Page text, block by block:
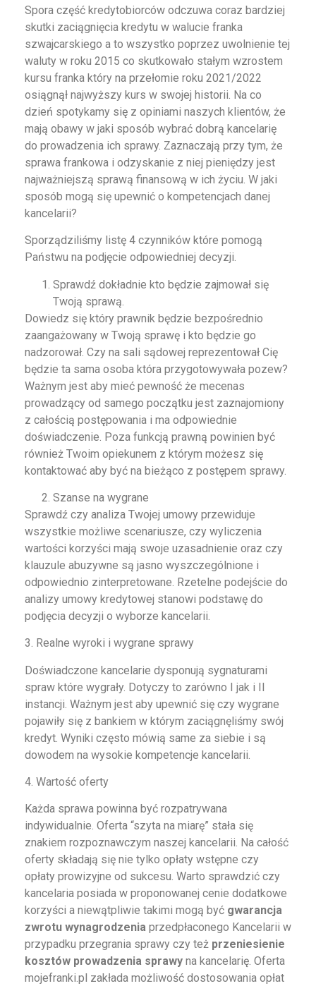
Spora część kredytobiorców odczuwa coraz bardziej
skutki zaciągnięcia kredytu w walucie franka
szwajcarskiego a to wszystko poprzez uwolnienie tej
waluty w roku 2015 co skutkowało stałym wzrostem
kursu franka który na przełomie roku 2021/2022
osiągnął najwyższy kurs w swojej historii. Na co
dzień spotykamy się z opiniami naszych klientów, że
mają obawy w jaki sposób wybrać dobrą kancelarię
do prowadzenia ich sprawy. Zaznaczają przy tym, że
sprawa frankowa i odzyskanie z niej pieniędzy jest
najważniejszą sprawą finansową w ich życiu. W jaki
sposób mogą się upewnić o kompetencjach danej
kancelarii?
Sporządziliśmy listę 4 czynników które pomogą
Państwu na podjęcie odpowiedniej decyzji.
Sprawdź dokładnie kto będzie zajmował się
Twoją sprawą.
Dowiedz się który prawnik będzie bezpośrednio
zaangażowany w Twoją sprawę i kto będzie go
nadzorował. Czy na sali sądowej reprezentował Cię
będzie ta sama osoba która przygotowywała pozew?
Ważnym jest aby mieć pewność że mecenas
prowadzący od samego początku jest zaznajomiony
z całością postępowania i ma odpowiednie
doświadczenie. Poza funkcją prawną powinien być
również Twoim opiekunem z którym możesz się
kontaktować aby być na bieżąco z postępem sprawy.
Szanse na wygrane
Sprawdź czy analiza Twojej umowy przewiduje
wszystkie możliwe scenariusze, czy wyliczenia
wartości korzyści mają swoje uzasadnienie oraz czy
klauzule abuzywne są jasno wyszczególnione i
odpowiednio zinterpretowane. Rzetelne podejście do
analizy umowy kredytowej stanowi podstawę do
podjęcia decyzji o wyborze kancelarii.
3. Realne wyroki i wygrane sprawy
Doświadczone kancelarie dysponują sygnaturami
spraw które wygrały. Dotyczy to zarówno I jak i II
instancji. Ważnym jest aby upewnić się czy wygrane
pojawiły się z bankiem w którym zaciągnęliśmy swój
kredyt. Wyniki często mówią same za siebie i są
dowodem na wysokie kompetencje kancelarii.
4. Wartość oferty
Każda sprawa powinna być rozpatrywana
indywidualnie. Oferta “szyta na miarę” stała się
znakiem rozpoznawczym naszej kancelarii. Na całość
oferty składają się nie tylko opłaty wstępne czy
opłaty prowizyjne od sukcesu. Warto sprawdzić czy
kancelaria posiada w proponowanej cenie dodatkowe
korzyści a niewątpliwie takimi mogą być gwarancja
zwrotu wynagrodzenia przedpłaconego Kancelarii w
przypadku przegrania sprawy czy też przeniesienie
kosztów prowadzenia sprawy na kancelarię. Oferta
mojefranki.pl zakłada możliwość dostosowania opłat